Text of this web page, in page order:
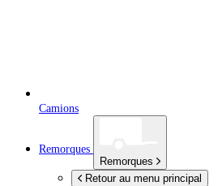
Camions
Remorques
Remorques
Retour au menu principal